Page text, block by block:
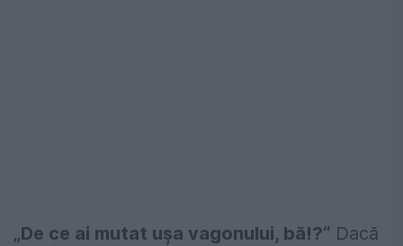
„De ce ai mutat uşa vagonului, bă!?“ Dacă